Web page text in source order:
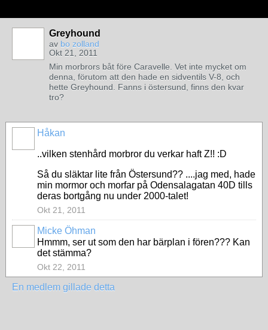
Greyhound
av bo zolland
Okt 21, 2011
Min morbrors båt före Caravelle. Vet inte mycket om
denna, förutom att den hade en sidventils V-8, och
hette Greyhound. Fanns i östersund, finns den kvar
tro?
Håkan
..vilken stenhård morbror du verkar haft Z!! :D
Så du släktar lite från Östersund?? ....jag med, hade
min mormor och morfar på Odensalagatan 40D tills
deras bortgång nu under 2000-talet!
Okt 21, 2011
Micke Öhman
Hmmm, ser ut som den har bärplan i fören??? Kan
det stämma?
Okt 22, 2011
En medlem gillade detta